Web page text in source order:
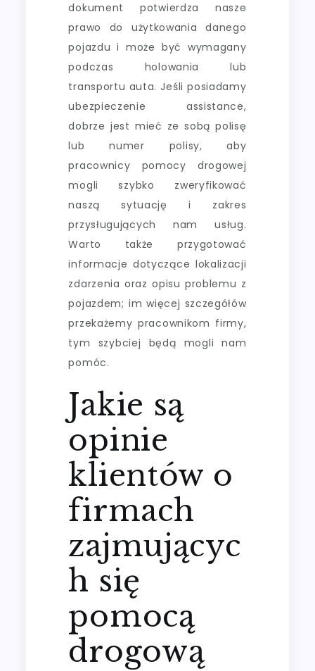
dokument potwierdza nasze
prawo do użytkowania danego
pojazdu i może być wymagany
podczas holowania lub
transportu auta. Jeśli posiadamy
ubezpieczenie assistance,
dobrze jest mieć ze sobą polisę
lub numer polisy, aby
pracownicy pomocy drogowej
mogli szybko zweryfikować
naszą sytuację i zakres
przysługujących nam usług.
Warto także przygotować
informacje dotyczące lokalizacji
zdarzenia oraz opisu problemu z
pojazdem; im więcej szczegółów
przekażemy pracownikom firmy,
tym szybciej będą mogli nam
pomóc.
Jakie są
opinie
klientów o
firmach
zajmującyc
h się
pomocą
drogową